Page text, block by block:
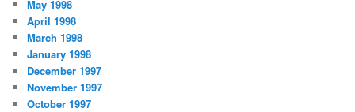
May 1998
April 1998
March 1998
January 1998
December 1997
November 1997
October 1997